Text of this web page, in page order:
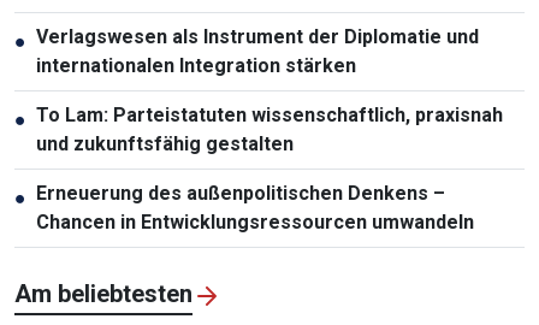
● Verlagswesen als Instrument der Diplomatie und
internationalen Integration stärken
● To Lam: Parteistatuten wissenschaftlich, praxisnah
und zukunftsfähig gestalten
● Erneuerung des außenpolitischen Denkens –
Chancen in Entwicklungsressourcen umwandeln
Am beliebtesten